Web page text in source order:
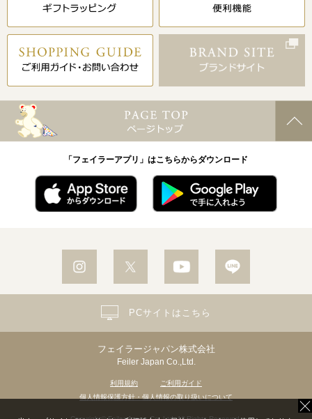
「フェイラーアプリ」はこちらからダウンロード
フェイラージャパン株式会社
Feiler Japan Co.,Ltd.
利用規約
ご利用ガイド
個人情報保護方針・個人情報の取り扱いについて
PCサイトはこちら